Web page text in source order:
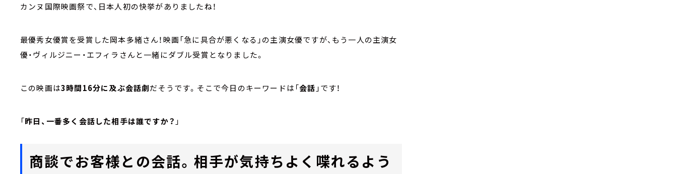
カンヌ国際映画祭で、日本人初の快挙がありましたね！
最優秀女優賞を受賞した岡本多緒さん！映画「急に具合が悪くなる」の主演女優ですが、もう一人の主演女
優・ヴィルジニー・エフィラさんと一緒にダブル受賞となりました。
この映画は3時間16分に及ぶ会話劇だそうです。そこで今日のキーワードは「会話 」です！
「昨日、一番多く会話した相手は誰ですか？ 」
商談でお客様との会話。相手が気持ちよく喋れるよう